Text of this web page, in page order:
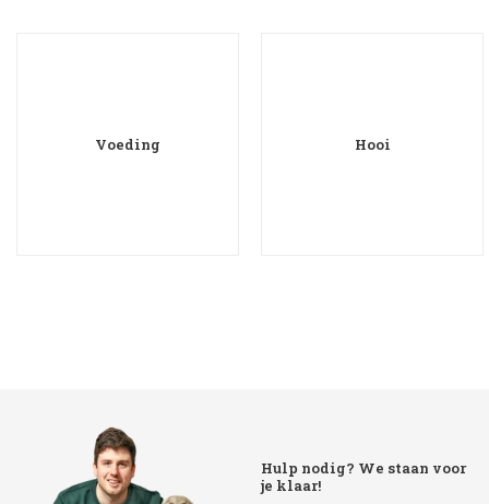
Voeding Hooi
Hulp nodig? We staan voor
je klaar!